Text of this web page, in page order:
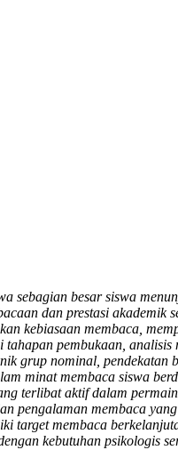
sebagian besar siswa
dan prestasi akademik
kebiasaan membaca,
pembukaan, analisis
grup nominal,
minat membaca siswa
terlibat aktif dalam
pengalaman membaca
membaca
kebutuhan psikologis